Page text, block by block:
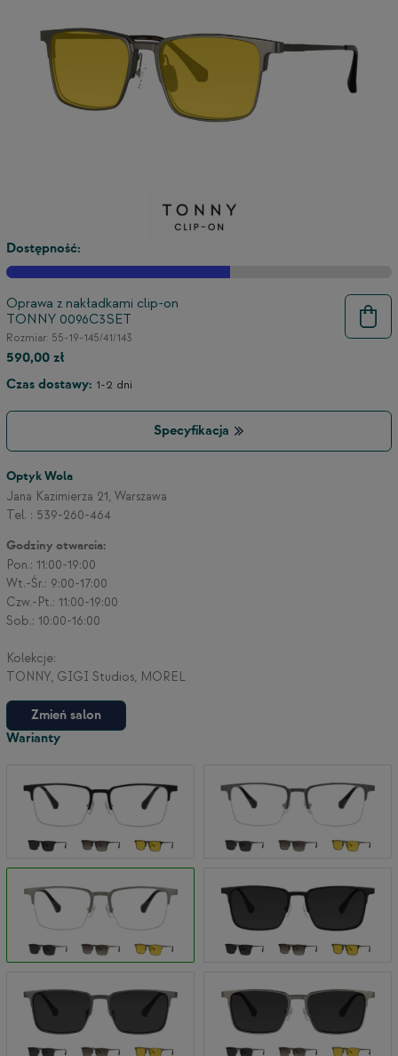
Dostępność:
Oprawa z nakładkami clip-on
TONNY 0096C3SET
Rozmiar: 55-19-145/41/143
590,00 zł
Czas dostawy: 1-2 dni
Specyfikacja
Optyk Wola
Jana Kazimierza 21, Warszawa
Tel. : 539-260-464
Godziny otwarcia:
Zmień salon
Pon.: 11:00-19:00
Wt.-Śr.: 9:00-17:00
Czw.-Pt.: 11:00-19:00
Sob.: 10:00-16:00
Kolekcje:
TONNY, GIGI Studios, MOREL
Warianty